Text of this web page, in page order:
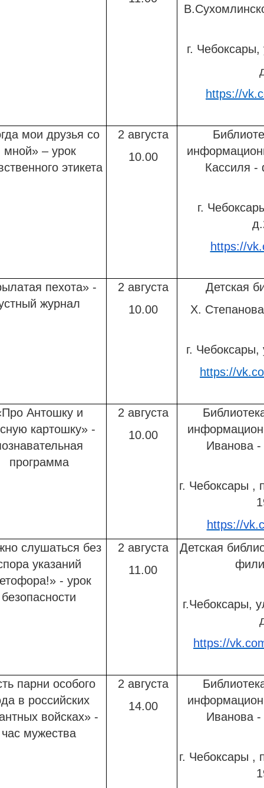
г.
https://
мои друзья со
мной» – урок
этикета
2 августа
10.00
Кассиля
г.
https://
пехота» -
журнал
2 августа
10.00
Детская
Х.
г.
https://
Антошку и
картошку» -
программа
2 августа
10.00
Иванова
г. Чебоксары ,
https://
слушаться без
указаний
- урок
безопасности
2 августа
11.00
Детская
г.Чебоксары,
https://
парни особого
в российских
войсках» -
час мужества
2 августа
14.00
Иванова
г. Чебоксары ,